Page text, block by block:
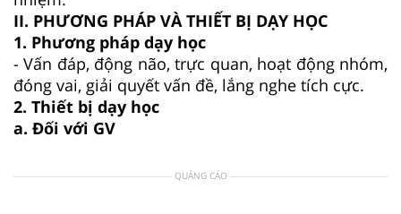
II. PHƯƠNG PHÁP VÀ THIẾT BỊ DẠY HỌC
1. Phương pháp dạy học
- Vấn đáp, động não, trực quan, hoạt động nhóm,
đóng vai, giải quyết vấn đề, lắng nghe tích cực.
2. Thiết bị dạy học
a. Đối với GV
QUẢNG CÁO